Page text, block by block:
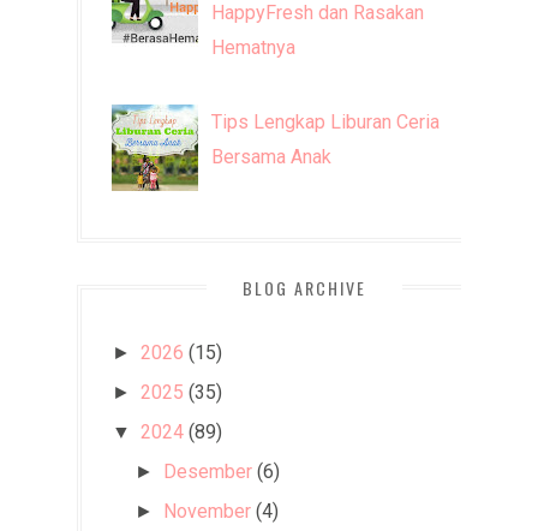
HappyFresh dan Rasakan
Hematnya
Tips Lengkap Liburan Ceria
Bersama Anak
BLOG ARCHIVE
► 2026 (15)
► 2025 (35)
▼ 2024 (89)
► Desember (6)
► November (4)